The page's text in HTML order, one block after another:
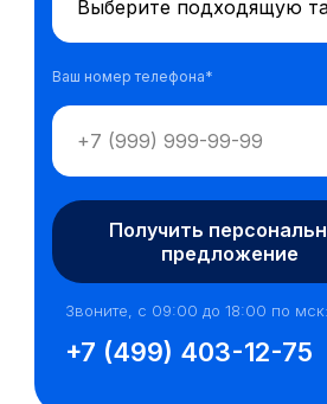
Ваш номер телефона*
Получить
предложение
Звоните, с 09:00 до 18:00 по мск:
+7 (499) 403-12-75